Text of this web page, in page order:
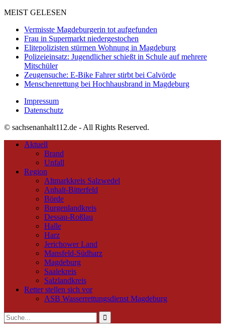
MEIST GELESEN
Vermisste Magdeburgerin tot aufgefunden
Frau in Supermarkt niedergestochen
Elitepolizisten stürmen Wohnung in Magdeburg
Polizeieinsatz: Jugendlicher schießt in Schule auf mehrere
Mitschüler
Zeugensuche: E-Bike Fahrer stirbt bei Calvörde
Menschenrettung bei Hochhausbrand in Magdeburg
Impressum
Datenschutz
© sachsenanhalt112.de - All Rights Reserved.
Aktuell
Brand
Unfall
Region
Altmarkkreis Salzwedel
Anhalt-Bitterfeld
Börde
Burgenlandkreis
Dessau-Roßlau
Halle
Harz
Jerichower Land
Mansfeld-Südharz
Magdeburg
Saalekreis
Salzlandkreis
Retter stellen sich vor
ASB Wasserrettungsdienst Magdeburg